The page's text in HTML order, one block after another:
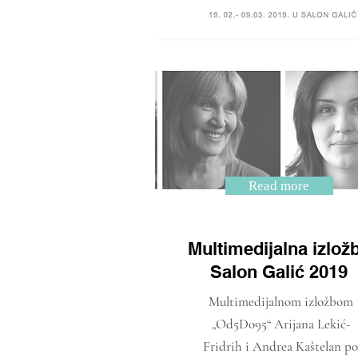
Read more
Multimedijalna
Salon Galić 2019
Multimedijalnom izložbom
„Od5Do95“ Arijana Lekić-
Fridrih i Andrea Kaštelan po